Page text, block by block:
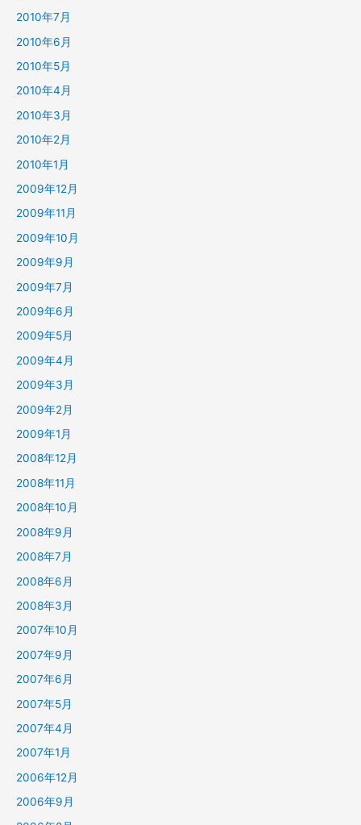
2010年7月
2010年6月
2010年5月
2010年4月
2010年3月
2010年2月
2010年1月
2009年12月
2009年11月
2009年10月
2009年9月
2009年7月
2009年6月
2009年5月
2009年4月
2009年3月
2009年2月
2009年1月
2008年12月
2008年11月
2008年10月
2008年9月
2008年7月
2008年6月
2008年3月
2007年10月
2007年9月
2007年6月
2007年5月
2007年4月
2007年1月
2006年12月
2006年9月